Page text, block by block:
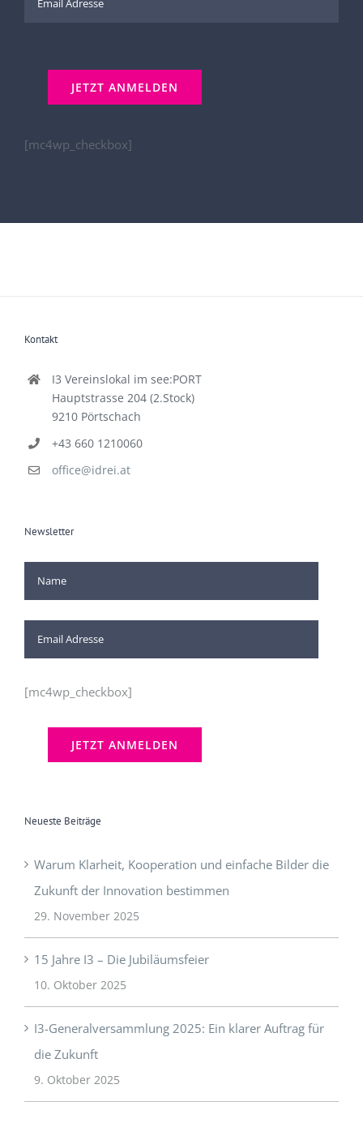
Hauptstrasse 204 (2.Stock)
9210 Pörtschach
+43 660 1210060
office@idrei.at
Zukunft der Innovation bestimmen
29. November 2025
15 Jahre I3 – Die Jubiläumsfeier
10. Oktober 2025
I3-Generalversammlung 2025: Ein klarer Auftrag für
die Zukunft
9. Oktober 2025